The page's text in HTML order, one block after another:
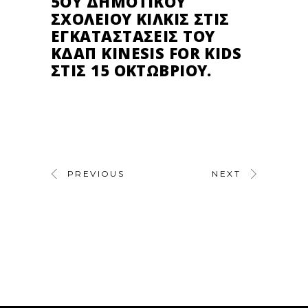
ΣΧΟΛΕΊΟΥ ΚΙΛΚΊΣ ΣΤΙΣ
ΕΓΚΑΤΑΣΤΆΣΕΙΣ ΤΟΥ
ΚΔΑΠ KINESIS FOR KIDS
ΣΤΙΣ 15 ΟΚΤΩΒΡΊΟΥ.
PREVIOUS NEXT